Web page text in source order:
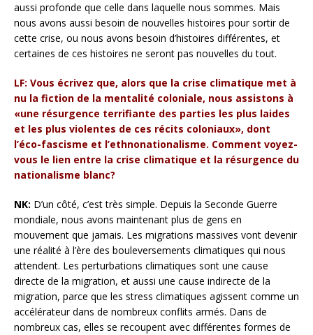
aussi profonde que celle dans laquelle nous sommes. Mais
nous avons aussi besoin de nouvelles histoires pour sortir de
cette crise, ou nous avons besoin d’histoires différentes, et
certaines de ces histoires ne seront pas nouvelles du tout.
LF: Vous écrivez que, alors que la crise climatique met à
nu la fiction de la mentalité coloniale, nous assistons à
«une résurgence terrifiante des parties les plus laides
et les plus violentes de ces récits coloniaux», dont
l’éco-fascisme et l’ethnonationalisme. Comment voyez-
vous le lien entre la crise climatique et la résurgence du
nationalisme blanc?
NK: D’un côté, c’est très simple. Depuis la Seconde Guerre
mondiale, nous avons maintenant plus de gens en
mouvement que jamais. Les migrations massives vont devenir
une réalité à l’ère des bouleversements climatiques qui nous
attendent. Les perturbations climatiques sont une cause
directe de la migration, et aussi une cause indirecte de la
migration, parce que les stress climatiques agissent comme un
accélérateur dans de nombreux conflits armés. Dans de
nombreux cas, elles se recoupent avec différentes formes de